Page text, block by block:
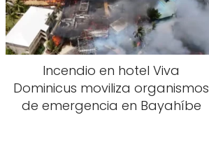
Incendio en hotel Viva
Dominicus moviliza organismos
de emergencia en Bayahíbe